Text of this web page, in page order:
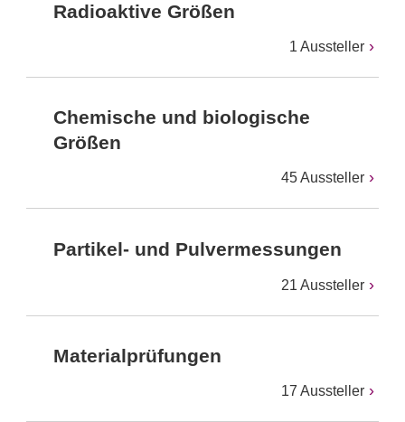
Radioaktive Größen
1 Aussteller
Chemische und biologische
Größen
45 Aussteller
Partikel- und Pulvermessungen
21 Aussteller
Materialprüfungen
17 Aussteller